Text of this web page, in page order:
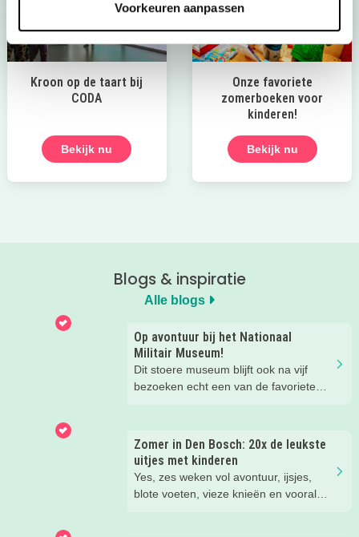
Voorkeuren aanpassen
Kroon op de taart bij
CODA
Bekijk nu
Onze favoriete
zomerboeken voor
kinderen!
Bekijk nu
Blogs & inspiratie
Alle blogs
Op avontuur bij het Nationaal
Militair Museum!
Dit stoere museum blijft ook na vijf
bezoeken echt een van de favoriete
ze zo leuk vinden aan het NMM. ‘De
mega coole vliegtuigen overal’, ‘de
stormbaan buiten’, ‘de Xplore’ en het
'zelf in een mini-jeep rijden’. Voor ons
Zomer in Den Bosch: 20x de leukste
uitjes met kinderen
Yes, zes weken vol avontuur, ijsjes,
blote voeten, vieze knieën en vooral